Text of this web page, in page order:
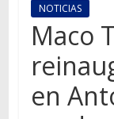
NOTICIAS
Maco
en